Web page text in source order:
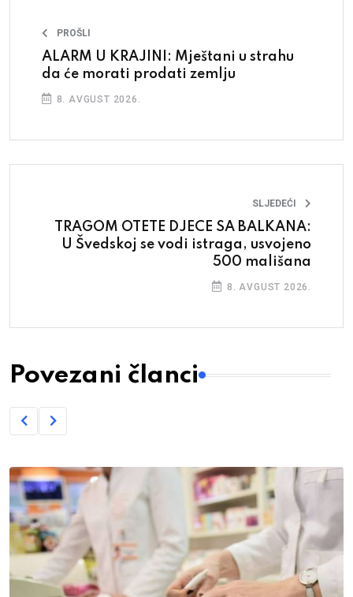
PROŠLI
ALARM U KRAJINI: Mještani u strahu
da će morati prodati zemlju
8. AVGUST 2026.
SLJEDEĆI
TRAGOM OTETE DJECE SA BALKANA:
U Švedskoj se vodi istraga, usvojeno
500 mališana
8. AVGUST 2026.
Povezani članci